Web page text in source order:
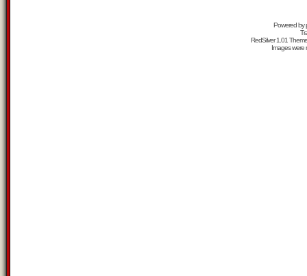
Powered by
RedSilver 1.01
Images were